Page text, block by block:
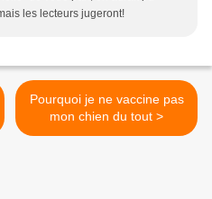
les lecteurs jugeront!
Pourquoi je ne vaccine pas
mon chien du tout >